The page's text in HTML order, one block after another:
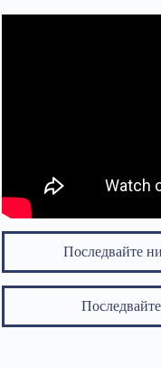
Последвайте